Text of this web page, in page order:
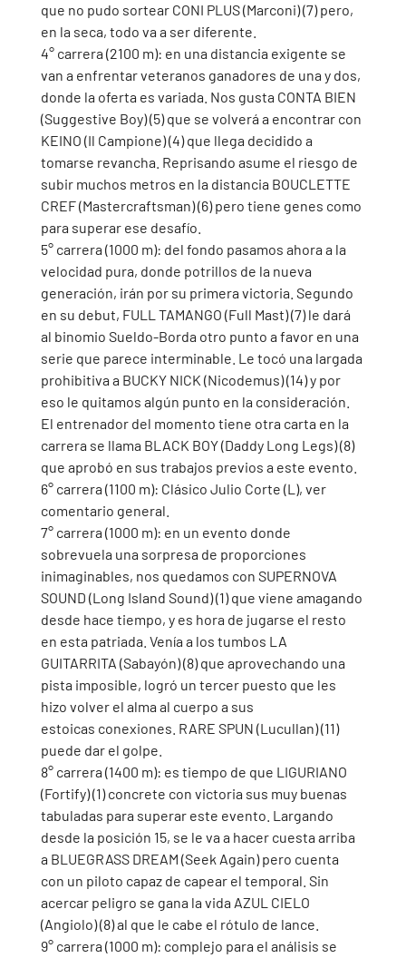
que no pudo sortear CONI PLUS (Marconi) (7) pero,
en la seca, todo va a ser diferente.
4° carrera (2100 m): en una distancia exigente se
van a enfrentar veteranos ganadores de una y dos,
donde la oferta es variada. Nos gusta CONTA BIEN
(Suggestive Boy) (5) que se volverá a encontrar con
KEINO (Il Campione) (4) que llega decidido a
tomarse revancha. Reprisando asume el riesgo de
subir muchos metros en la distancia BOUCLETTE
CREF (Mastercraftsman) (6) pero tiene genes como
para superar ese desafío.
5° carrera (1000 m): del fondo pasamos ahora a la
velocidad pura, donde potrillos de la nueva
generación, irán por su primera victoria. Segundo
en su debut, FULL TAMANGO (Full Mast) (7) le dará
al binomio Sueldo-Borda otro punto a favor en una
serie que parece interminable. Le tocó una largada
prohibitiva a BUCKY NICK (Nicodemus) (14) y por
eso le quitamos algún punto en la consideración.
El entrenador del momento tiene otra carta en la
carrera se llama BLACK BOY (Daddy Long Legs) (8)
que aprobó en sus trabajos previos a este evento.
6° carrera (1100 m): Clásico Julio Corte (L), ver
comentario general.
7° carrera (1000 m): en un evento donde
sobrevuela una sorpresa de proporciones
inimaginables, nos quedamos con SUPERNOVA
SOUND (Long Island Sound) (1) que viene amagando
desde hace tiempo, y es hora de jugarse el resto
en esta patriada. Venía a los tumbos LA
GUITARRITA (Sabayón) (8) que aprovechando una
pista imposible, logró un tercer puesto que les
hizo volver el alma al cuerpo a sus
estoicas conexiones. RARE SPUN (Lucullan) (11)
puede dar el golpe.
8° carrera (1400 m): es tiempo de que LIGURIANO
(Fortify) (1) concrete con victoria sus muy buenas
tabuladas para superar este evento. Largando
desde la posición 15, se le va a hacer cuesta arriba
a BLUEGRASS DREAM (Seek Again) pero cuenta
con un piloto capaz de capear el temporal. Sin
acercar peligro se gana la vida AZUL CIELO
(Angiolo) (8) al que le cabe el rótulo de lance.
9° carrera (1000 m): complejo para el análisis se